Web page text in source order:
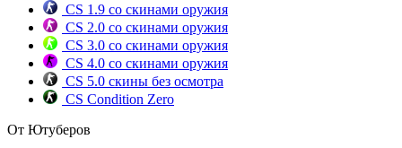
CS 1.9 со скинами оружия
CS 2.0 со скинами оружия
CS 3.0 со скинами оружия
CS 4.0 со скинами оружия
CS 5.0 скины без осмотра
CS Condition Zero
От Ютуберов